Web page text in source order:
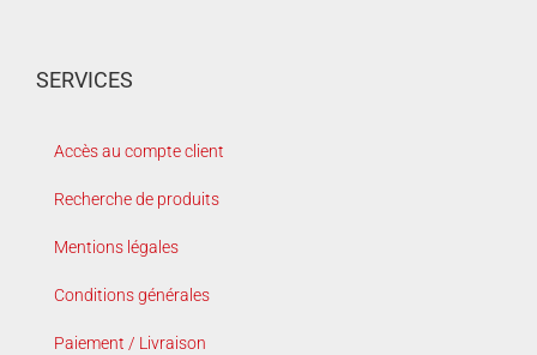
SERVICES
Accès au compte client
Recherche de produits
Mentions légales
Conditions générales
Paiement / Livraison